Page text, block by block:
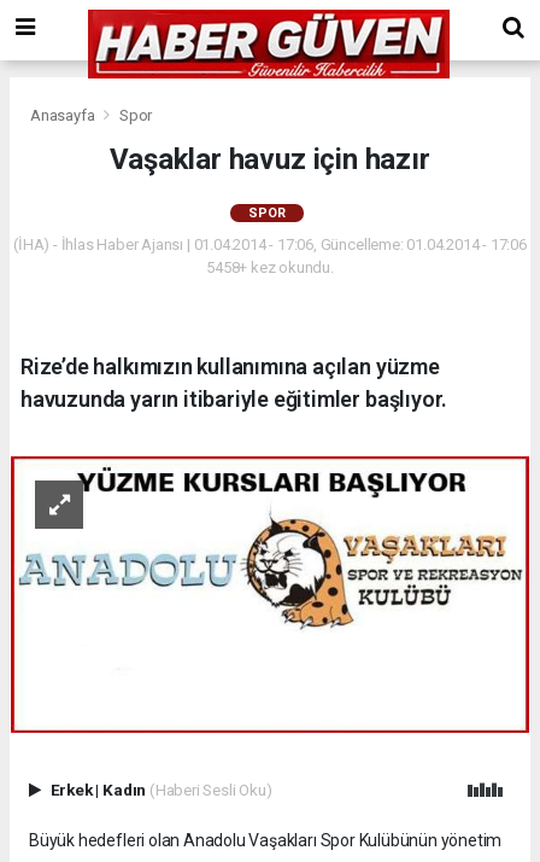
Anasayfa Spor
Vaşaklar havuz için hazır
SPOR
(İHA) - İhlas Haber Ajansı | 01.04.2014 - 17:06, Güncelleme: 01.04.2014 - 17:06
5458+ kez okundu.
Rize’de halkımızın kullanımına açılan yüzme
havuzunda yarın itibariyle eğitimler başlıyor.
Erkek| Kadın (Haberi Sesli Oku)
Büyük hedefleri olan Anadolu Vaşakları Spor Kulübünün yönetim